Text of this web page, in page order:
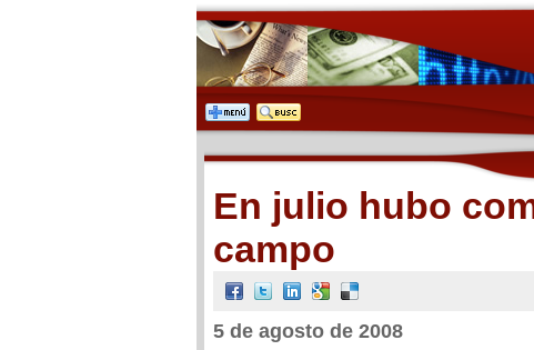
En julio hubo
campo
5 de agosto de 2008